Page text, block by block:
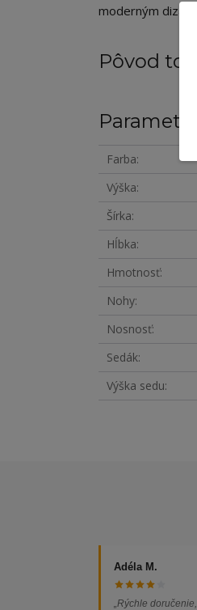
moderným
Pôvod
Parametre
Farba
Výška
Šírka
Hĺbka
Hmotnosť
Nohy
Nosnosť
Sedák
Výška sedu
Adéla M.
„Rýchle